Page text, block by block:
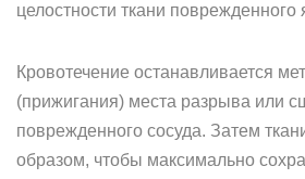
целостности ткани поврежденного
Кровотечение останавливается
(прижигания) места разрыва или
поврежденного сосуда. Затем
образом, чтобы максимально